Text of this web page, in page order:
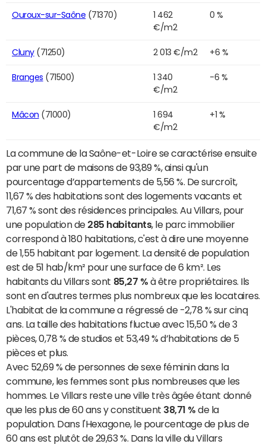
Ouroux-sur-Saône (71370)
1 462
€/m2
0 %
Cluny(71250) 2 013 €/m2 +6 %
Branges (71500)
1 340
€/m2
-6 %
Mâcon (71000)
1 694
€/m2
+1 %
La commune de la Saône-et-Loire se caractérise ensuite
par une part de maisons de 93,89 %, ainsi qu'un
pourcentage d’appartements de 5,56 %. De surcroît,
11,67 % des habitations sont des logements vacants et
71,67 % sont des résidences principales. Au Villars, pour
une population de 285 habitants, le parc immobilier
correspond à 180 habitations, c'est à dire une moyenne
de 1,55 habitant par logement. La densité de population
est de 51 hab/km² pour une surface de 6 km². Les
habitants du Villars sont 85,27 % à être propriétaires. Ils
sont en d'autres termes plus nombreux que les locataires.
L'habitat de la commune a régressé de -2,78 % sur cinq
ans. La taille des habitations fluctue avec 15,50 % de 3
pièces, 0,78 % de studios et 53,49 % d’habitations de 5
pièces et plus.
Avec 52,69 % de personnes de sexe féminin dans la
commune, les femmes sont plus nombreuses que les
hommes. Le Villars reste une ville très âgée étant donné
que les plus de 60 ans y constituent 38,71 % de la
population. Dans l'Hexagone, le pourcentage de plus de
60 ans est plutôt de 29,63 %. Dans la ville du Villars